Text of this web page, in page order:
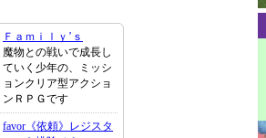
Ｆａｍｉｌｙ’ｓ
魔物との戦いで成長し
ていく少年の、ミッシ
ョンクリア型アクショ
ンＲＰＧです
favor《依頼》レジスタ